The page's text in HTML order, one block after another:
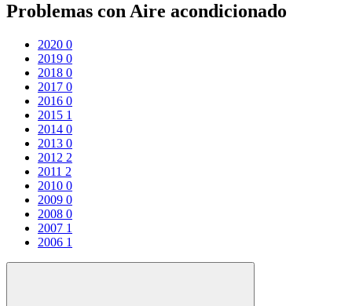
Problemas con Aire acondicionado
2020 0
2019 0
2018 0
2017 0
2016 0
2015 1
2014 0
2013 0
2012 2
2011 2
2010 0
2009 0
2008 0
2007 1
2006 1